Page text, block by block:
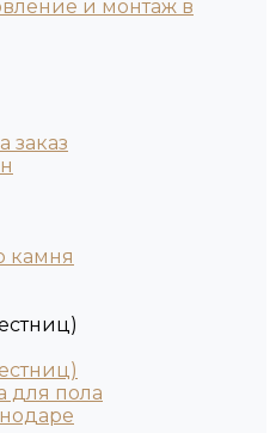
и монтаж в
заказ
камня
для пола